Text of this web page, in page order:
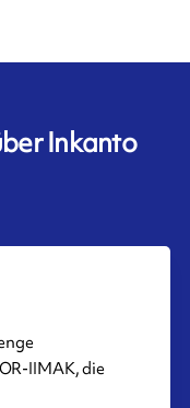
Inkanto
IIMAK, die